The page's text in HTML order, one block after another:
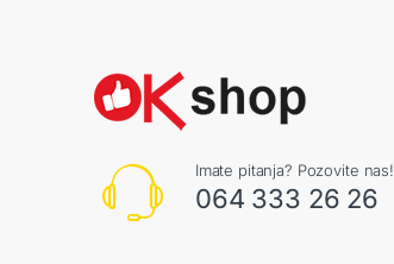
Imate pitanja? Pozovite nas!
064 333 26 26